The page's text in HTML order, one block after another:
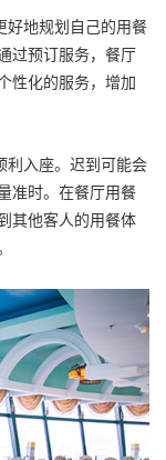
好地规划自己的用餐
过预订服务，餐厅
性化的服务，增加
利入座。迟到可能会
准时。在餐厅用餐
其他客人的用餐体